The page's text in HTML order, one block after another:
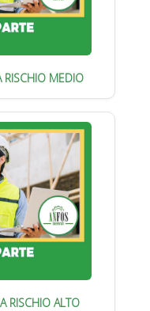
MEDIO
RISCHIO ALTO